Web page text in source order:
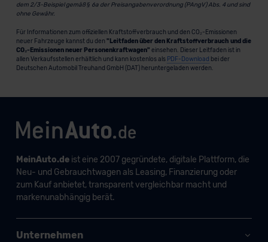
dem 2/3-Beispiel gemäß § 6a der Preisangabenverordnung (PAngV) Abs. 4 und sind
ohne Gewähr.
Für Informationen zum offiziellen Kraftstoffverbrauch und den CO₂-Emissionen
neuer Fahrzeuge kannst du den "Leitfaden über den Kraftstoffverbrauch und die
CO₂-Emissionen neuer Personenkraftwagen" einsehen. Dieser Leitfaden ist in
allen Verkaufsstellen erhältlich und kann kostenlos als PDF-Download bei der
Deutschen Automobil Treuhand GmbH (DAT) heruntergeladen werden.
MeinAuto.deist eine 2007 gegründete, digitale Plattform, die
Neu- und Gebrauchtwagen als Leasing, Finanzierung oder
zum Kauf anbietet, transparent vergleichbar macht und
markenunabhängig berät.
Unternehmen